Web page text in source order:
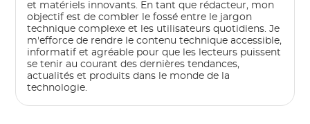
et matériels innovants. En tant que rédacteur, mon
objectif est de combler le fossé entre le jargon
technique complexe et les utilisateurs quotidiens. Je
m'efforce de rendre le contenu technique accessible,
informatif et agréable pour que les lecteurs puissent
se tenir au courant des dernières tendances,
actualités et produits dans le monde de la
technologie.